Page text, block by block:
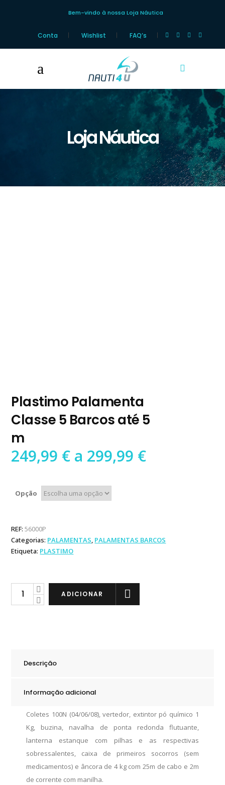
Bem-vindo à nossa Loja Náutica
Conta Wishlist FAQ’s
Loja Náutica
Plastimo Palamenta
Classe 5 Barcos até 5
m
249,99 € a 299,99 €Preço
Opção
REF:56000P
Categorias: PALAMENTAS, PALAMENTAS BARCOS
Etiqueta: PLASTIMO
Plastimo
Palamenta
quantity
ADICIONAR
Descrição
Informação adicional
Coletes 100N (04/06/08), vertedor, extintor pó químico 1
Kg, buzina, navalha de ponta redonda flutuante,
lanterna estanque com pilhas e as respectivas
sobressalentes, caixa de primeiros socorros (sem
medicamentos) e âncora de 4 kg com 25m de cabo e 2m
de corrente com manilha.